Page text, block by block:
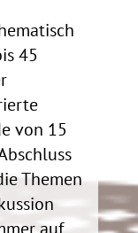
45
von 15
Themen